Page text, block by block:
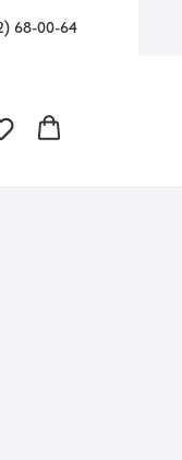
68-00-64